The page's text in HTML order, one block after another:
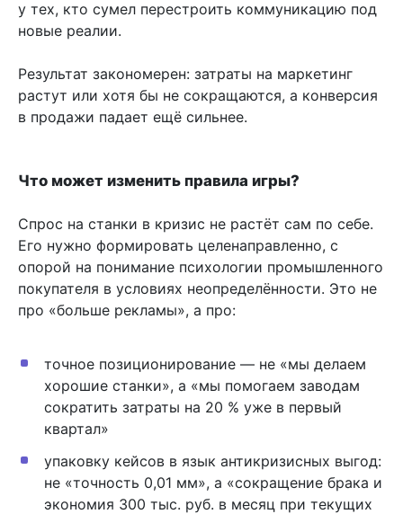
у тех, кто сумел перестроить коммуникацию под
новые реалии.
Результат закономерен: затраты на маркетинг
растут или хотя бы не сокращаются, а конверсия
в продажи падает ещё сильнее.
Что может изменить правила игры?
Спрос на станки в кризис не растёт сам по себе.
Его нужно формировать целенаправленно, с
опорой на понимание психологии промышленного
покупателя в условиях неопределённости. Это не
про «больше рекламы», а про:
точное позиционирование — не «мы делаем
хорошие станки», а «мы помогаем заводам
сократить затраты на 20 % уже в первый
квартал»
упаковку кейсов в язык антикризисных выгод:
не «точность 0,01 мм», а «сокращение брака и
экономия 300 тыс. руб. в месяц при текущих